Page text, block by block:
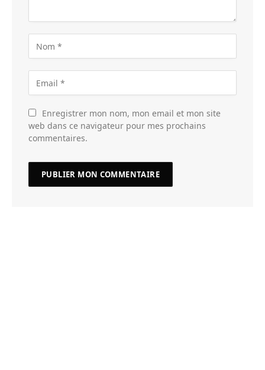
Enregistrer mon nom, mon email et mon site
web dans ce navigateur pour mes prochains
commentaires.